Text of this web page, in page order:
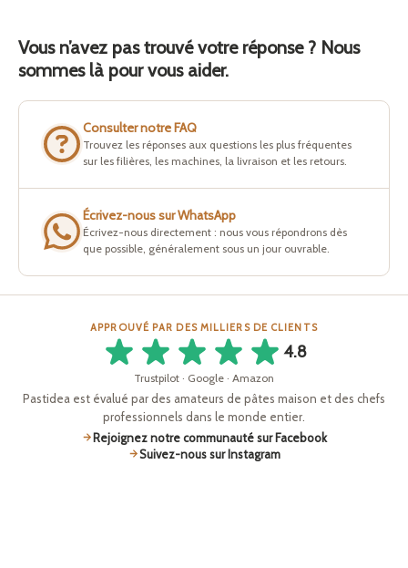
Vous n’avez pas trouvé votre réponse ? Nous
sommes là pour vous aider.
Consulter notre FAQ
Trouvez les réponses aux questions les plus fréquentes
sur les filières, les machines, la livraison et les retours.
Écrivez-nous sur WhatsApp
Écrivez-nous directement : nous vous répondrons dès
que possible, généralement sous un jour ouvrable.
APPROUVÉ PAR DES MILLIERS DE CLIENTS
4.8
Trustpilot · Google · Amazon
Pastidea est évalué par des amateurs de pâtes maison et des chefs
professionnels dans le monde entier.
Rejoignez notre communauté sur Facebook
Suivez-nous sur Instagram